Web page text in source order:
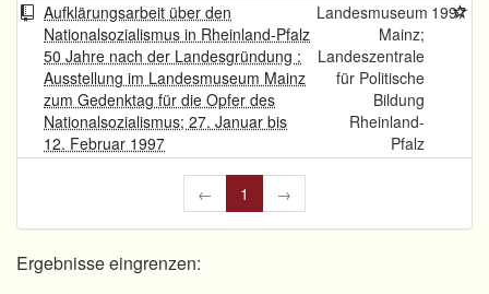
Aufklärungsarbeit über den
Nationalsozialismus in Rheinland-Pfalz
50 Jahre nach der Landesgründung :
Ausstellung im Landesmuseum Mainz
zum Gedenktag für die Opfer des
Nationalsozialismus; 27. Januar bis
12. Februar 1997
Landesmuseum
Mainz;
Landeszentrale
für Politische
Bildung
Rheinland-
Pfalz
1997
← 1 →
Ergebnisse eingrenzen: